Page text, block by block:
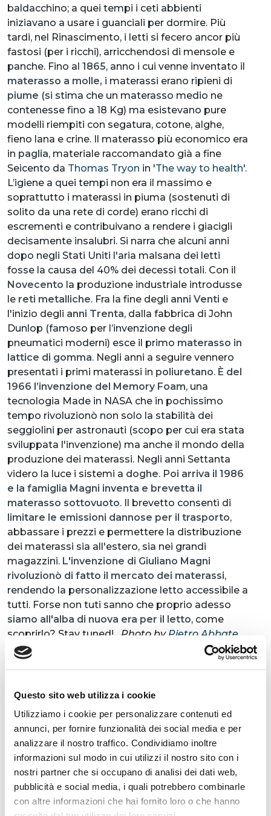
Questo sito web utilizza i cookie
Utilizziamo i cookie per personalizzare contenuti ed
annunci, per fornire funzionalità dei social media e per
analizzare il nostro traffico. Condividiamo inoltre
informazioni sul modo in cui utilizzi il nostro sito con i
nostri partner che si occupano di analisi dei dati web,
pubblicità e social media, i quali potrebbero combinarle
con altre informazioni che hai fornito loro o che hanno
baldacchino; a quei tempi i ceti abbienti
iniziavano a usare i guanciali per dormire. Più
tardi, nel Rinascimento, i letti si fecero ancor più
fastosi (per i ricchi), arricchendosi di mensole e
panche. Fino al 1865, anno i cui venne inventato il
materasso a molle, i materassi erano ripieni di
piume (si stima che un materasso medio ne
contenesse fino a 18 Kg) ma esistevano pure
modelli riempiti con segatura, cotone, alghe,
fieno lana e crine. Il materasso più economico era
in paglia, materiale raccomandato già a fine
Seicento da Thomas Tryon in 'The way to health'.
L’igiene a quei tempi non era il massimo e
soprattutto i materassi in piuma (sostenuti di
solito da una rete di corde) erano ricchi di
escrementi e contribuivano a rendere i giacigli
decisamente insalubri. Si narra che alcuni anni
dopo negli Stati Uniti l'aria malsana dei letti
fosse la causa del 40% dei decessi totali. Con il
Novecento la produzione industriale introdusse
le reti metalliche. Fra la fine degli anni Venti e
l'inizio degli anni Trenta, dalla fabbrica di John
Dunlop (famoso per l’invenzione degli
pneumatici moderni) esce il primo materasso in
lattice di gomma. Negli anni a seguire vennero
presentati i primi materassi in poliuretano. È del
1966 l’invenzione del Memory Foam, una
tecnologia Made in NASA che in pochissimo
tempo rivoluzionò non solo la stabilità dei
seggiolini per astronauti (scopo per cui era stata
sviluppata l'invenzione) ma anche il mondo della
produzione dei materassi. Negli anni Settanta
videro la luce i sistemi a doghe. Poi arriva il 1986
e la famiglia Magni inventa e brevetta il
materasso sottovuoto. Il brevetto consentì di
limitare le emissioni dannose per il trasporto,
abbassare i prezzi e permettere la distribuzione
dei materassi sia all'estero, sia nei grandi
magazzini. L'invenzione di Giuliano Magni
rivoluzionò di fatto il mercato dei materassi,
rendendo la personalizzazione letto accessibile a
tutti. Forse non tuti sanno che proprio adesso
siamo all'alba di nuova era per il letto, come
scoprirlo? Stay tuned! Photo by Pietro Abbate
ARTICOLI CORRELATI